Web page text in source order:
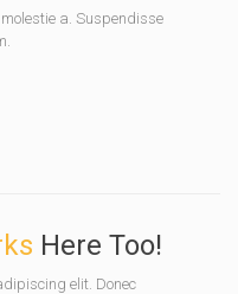
a. Suspendisse
Here Too!
elit. Donec